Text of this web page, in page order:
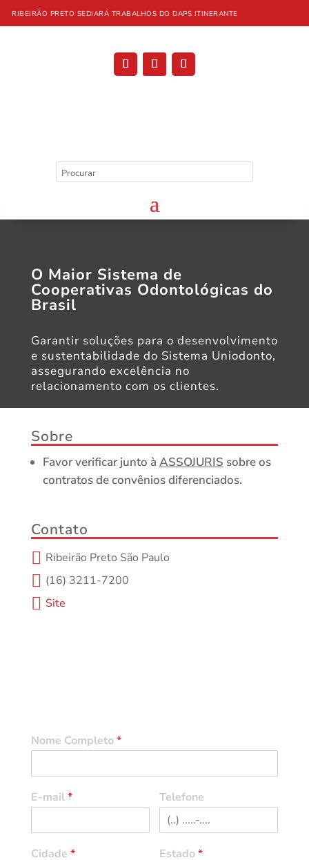
RIBEIRÃO PRETO SEDIARÁ TRABALHOS DO DAPS ITINERANTE
O Maior Sistema de
Cooperativas Odontológicas do
Brasil
Garantir soluções para o desenvolvimento
e sustentabilidade do Sistema Uniodonto,
assegurando excelência no
relacionamento com os clientes.
Sobre
Favor verificar junto à ASSOJURIS sobre os
contratos de convênios diferenciados.
Contato
 Ribeirão Preto São Paulo
 (16) 3211-7200
 Site
Nome Completo*
E-mail* Telefone
Cidade * Estado*